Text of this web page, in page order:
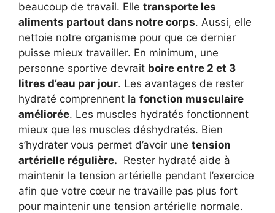
beaucoup de travail. Elle transporte les
aliments partout dans notre corps. Aussi, elle
nettoie notre organisme pour que ce dernier
puisse mieux travailler. En minimum, une
personne sportive devrait boire entre 2 et 3
litres d’eau par jour. Les avantages de rester
hydraté comprennent la fonction musculaire
améliorée. Les muscles hydratés fonctionnent
mieux que les muscles déshydratés. Bien
s’hydrater vous permet d’avoir une tension
artérielle régulière. Rester hydraté aide à
maintenir la tension artérielle pendant l’exercice
afin que votre cœur ne travaille pas plus fort
pour maintenir une tension artérielle normale.